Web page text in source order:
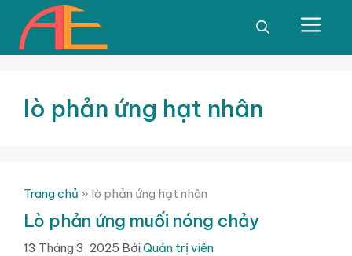
Chuyển
dung
lò phản ứng hạt nhân
Trang chủ » lò phản ứng hạt nhân
Lò phản ứng muối nóng chảy
13 Tháng 3, 2025 BởiQuản trị viên